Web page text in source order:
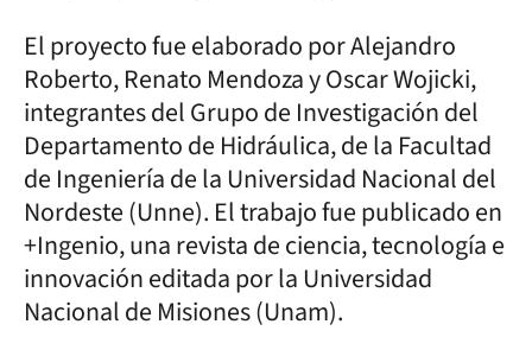
El proyecto fue elaborado por Alejandro
Roberto, Renato Mendoza y Oscar Wojicki,
integrantes del Grupo de Investigación del
Departamento de Hidráulica, de la Facultad
de Ingeniería de la Universidad Nacional del
Nordeste (Unne). El trabajo fue publicado en
+Ingenio, una revista de ciencia, tecnología e
innovación editada por la Universidad
Nacional de Misiones (Unam).